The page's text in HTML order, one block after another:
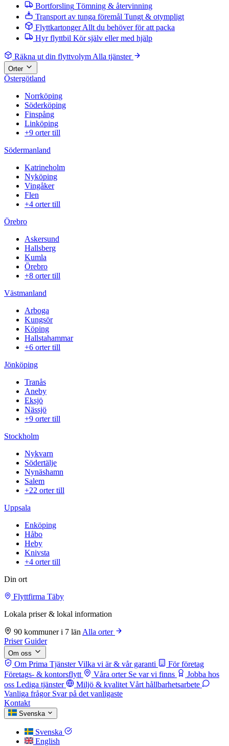
Bortforsling Tömning & återvinning
Transport av tunga föremål Tungt & otympligt
Flyttkartonger Allt du behöver för att packa
Hyr flyttbil Kör själv eller med hjälp
Räkna ut din flyttvolym Alla tjänster
Orter
Östergötland
Norrköping
Söderköping
Finspång
Linköping
+9 orter till
Södermanland
Katrineholm
Nyköping
Vingåker
Flen
+4 orter till
Örebro
Askersund
Hallsberg
Kumla
Örebro
+8 orter till
Västmanland
Arboga
Kungsör
Köping
Hallstahammar
+6 orter till
Jönköping
Tranås
Aneby
Eksjö
Nässjö
+9 orter till
Stockholm
Nykvarn
Södertälje
Nynäshamn
Salem
+22 orter till
Uppsala
Enköping
Håbo
Heby
Knivsta
+4 orter till
Din ort
Flyttfirma Täby
Lokala priser & lokal information
90 kommuner i 7 län Alla orter
Priser Guider
Om oss
Om Prima Tjänster Vilka vi är & vår garanti
För företag
Företags- & kontorsflytt
Våra orter Se var vi finns
Jobba hos
oss Lediga tjänster Miljö & kvalitet Vårt hållbarhetsarbete
Vanliga frågor Svar på det vanligaste
Kontakt
Svenska
Svenska
English